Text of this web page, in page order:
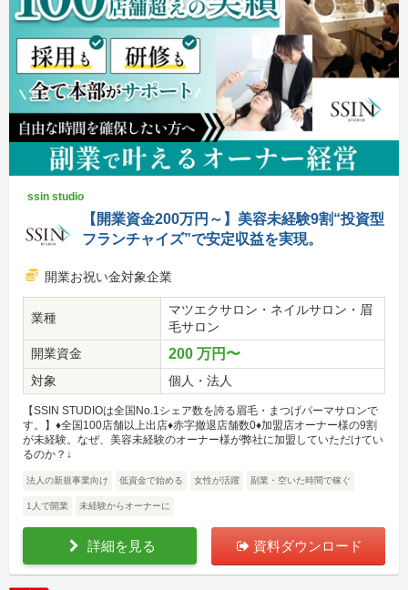
ssin studio
【開業資金200万円～】美容未経験9割“投資型
フランチャイズ”で安定収益を実現。
開業お祝い金対象企業
業種
マツエクサロン・ネイルサロン・眉
毛サロン
開業資金
200 万円〜
対象 個人・法人
【SSIN STUDIOは全国No.1シェア数を誇る眉毛・まつげパーマサロンで
す。】♦全国100店舗以上出店♦赤字撤退店舗数0♦加盟店オーナー様の9割
が未経験。なぜ、美容未経験のオーナー様が弊社に加盟していただけてい
るのか？↓
法人の新規事業向け 低資金で始める 女性が活躍 副業・空いた時間で稼ぐ
1人で開業 未経験からオーナーに
詳細を見る 資料ダウンロード